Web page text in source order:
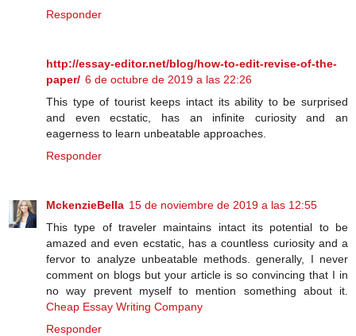
Responder
http://essay-editor.net/blog/how-to-edit-revise-of-the-
paper/ 6 de octubre de 2019 a las 22:26
This type of tourist keeps intact its ability to be surprised
and even ecstatic, has an infinite curiosity and an
eagerness to learn unbeatable approaches.
Responder
MckenzieBella 15 de noviembre de 2019 a las 12:55
This type of traveler maintains intact its potential to be
amazed and even ecstatic, has a countless curiosity and a
fervor to analyze unbeatable methods. generally, I never
comment on blogs but your article is so convincing that I in
no way prevent myself to mention something about it.
Cheap Essay Writing Company
Responder